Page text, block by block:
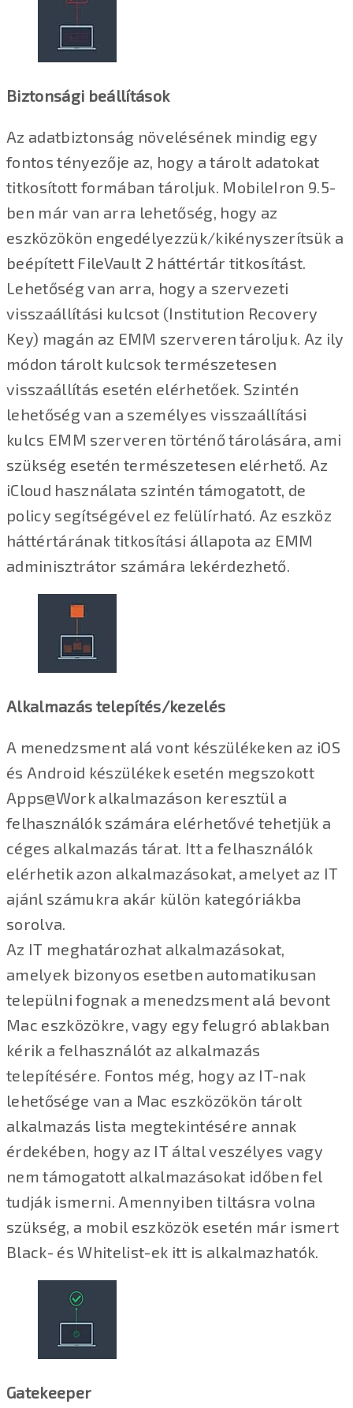
Biztonsági beállítások
Az adatbiztonság növelésének mindig egy
fontos tényezője az, hogy a tárolt adatokat
titkosított formában tároljuk. MobileIron 9.5-
ben már van arra lehetőség, hogy az
eszközökön engedélyezzük/kikényszerítsük a
beépített FileVault 2 háttértár titkosítást.
Lehetőség van arra, hogy a szervezeti
visszaállítási kulcsot (Institution Recovery
Key) magán az EMM szerveren tároljuk. Az ily
módon tárolt kulcsok természetesen
visszaállítás esetén elérhetőek. Szintén
lehetőség van a személyes visszaállítási
kulcs EMM szerveren történő tárolására, ami
szükség esetén természetesen elérhető. Az
iCloud használata szintén támogatott, de
policy segítségével ez felülírható. Az eszköz
háttértárának titkosítási állapota az EMM
adminisztrátor számára lekérdezhető.
Alkalmazás telepítés/kezelés
A menedzsment alá vont készülékeken az iOS
és Android készülékek esetén megszokott
Apps@Work alkalmazáson keresztül a
felhasználók számára elérhetővé tehetjük a
céges alkalmazás tárat. Itt a felhasználók
elérhetik azon alkalmazásokat, amelyet az IT
ajánl számukra akár külön kategóriákba
sorolva.
Az IT meghatározhat alkalmazásokat,
amelyek bizonyos esetben automatikusan
települni fognak a menedzsment alá bevont
Mac eszközökre, vagy egy felugró ablakban
kérik a felhasználót az alkalmazás
telepítésére. Fontos még, hogy az IT-nak
lehetősége van a Mac eszközökön tárolt
alkalmazás lista megtekintésére annak
érdekében, hogy az IT által veszélyes vagy
nem támogatott alkalmazásokat időben fel
tudják ismerni. Amennyiben tiltásra volna
szükség, a mobil eszközök esetén már ismert
Black- és Whitelist-ek itt is alkalmazhatók.
Gatekeeper